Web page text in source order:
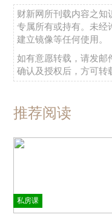
财新网所刊载内容之知
专属所有或持有。未经
建立镜像等任何使用。
如有意愿转载，请发邮
确认及授权后，方可转
推荐阅读
私房课